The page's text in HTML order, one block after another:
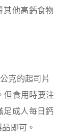
其他高鈣食物
克的起司片
但食用時要注
足成人每日鈣
即可。